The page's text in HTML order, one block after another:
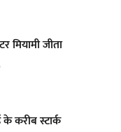
मियामी जीता
करीब स्टार्क